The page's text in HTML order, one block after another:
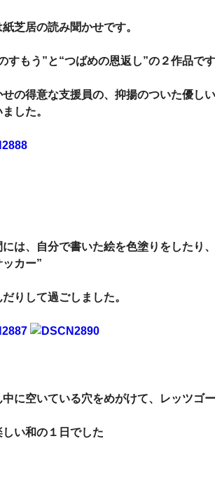
芝居の読み聞かせです。
すもう”と“つばめの恩返し”の２作品で
せの得意な支援員の、抑揚のついた優し
した。
には、自分で書いた絵を色塗りをしたり
ッカー”
りして過ごしました。
中に空いている穴をめがけて、レッツゴ
い和の１日でした